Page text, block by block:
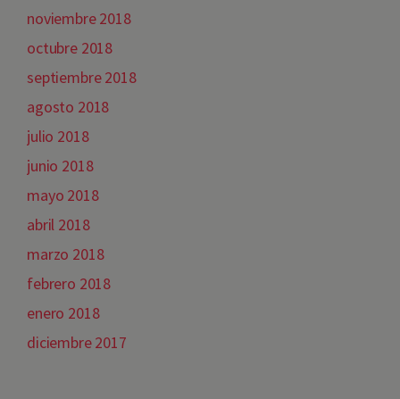
noviembre 2018
octubre 2018
septiembre 2018
agosto 2018
julio 2018
junio 2018
mayo 2018
abril 2018
marzo 2018
febrero 2018
enero 2018
diciembre 2017